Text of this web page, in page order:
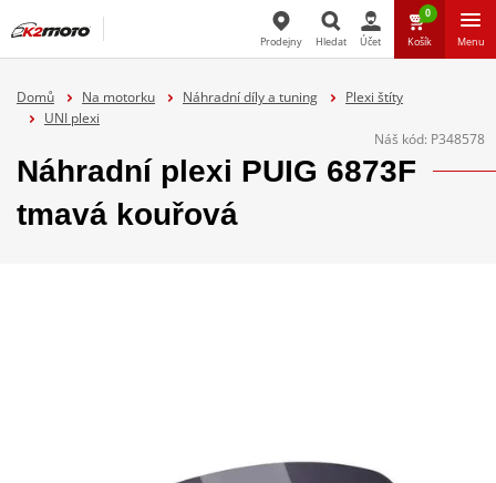
Prodejny Hledat Účet
0
Košík Menu
Domů Na motorku Náhradní díly a tuning
Plexi štíty
UNI plexi
Náš kód: P348578
Náhradní plexi PUIG 6873F
tmavá kouřová